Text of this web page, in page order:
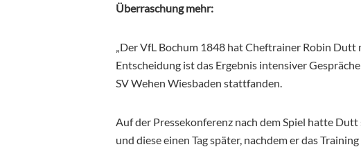
Überraschung mehr:
„Der VfL Bochum 1848 hat Cheftrainer Robin
Entscheidung ist das Ergebnis intensiver
SV Wehen Wiesbaden stattfanden.
Auf der Pressekonferenz nach dem Spiel hatte
und diese einen Tag später, nachdem er das